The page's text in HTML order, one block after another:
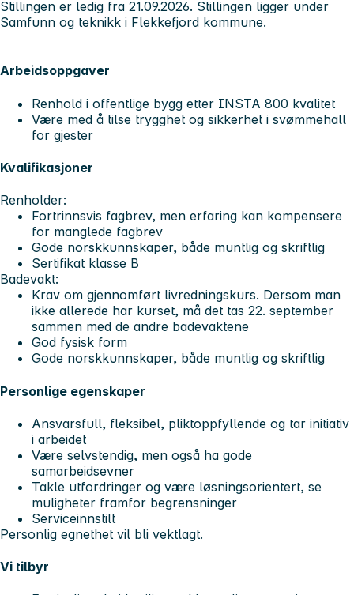
Stillingen er ledig fra 21.09.2026. Stillingen ligger under
Samfunn og teknikk i Flekkefjord kommune.
Arbeidsoppgaver
Renhold i offentlige bygg etter INSTA 800 kvalitet
Være med å tilse trygghet og sikkerhet i svømmehall
for gjester
Kvalifikasjoner
Renholder:
Fortrinnsvis fagbrev, men erfaring kan kompensere
for manglede fagbrev
Gode norskkunnskaper, både muntlig og skriftlig
Sertifikat klasse B
Badevakt:
Krav om gjennomført livredningskurs. Dersom man
ikke allerede har kurset, må det tas 22. september
sammen med de andre badevaktene
God fysisk form
Gode norskkunnskaper, både muntlig og skriftlig
Personlige egenskaper
Ansvarsfull, fleksibel, pliktoppfyllende og tar initiativ
i arbeidet
Være selvstendig, men også ha gode
samarbeidsevner
Takle utfordringer og være løsningsorientert, se
muligheter framfor begrensninger
Serviceinnstilt
Personlig egnethet vil bli vektlagt.
Vi tilbyr